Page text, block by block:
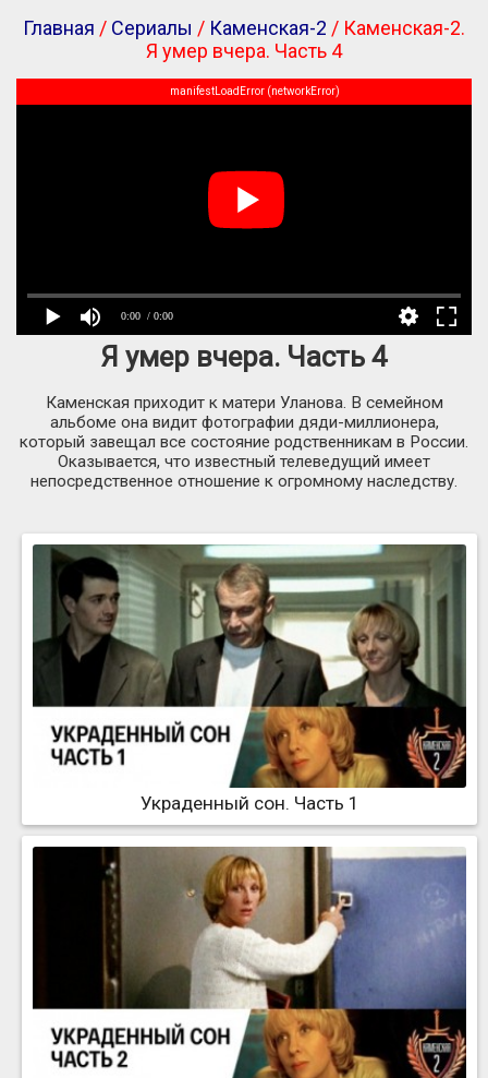
Главная / Сериалы / Каменская-2 / Каменская-2.
Я умер вчера. Часть 4
0:00 / 0:00
manifestLoadError (networkError)
Я умер вчера. Часть 4
Каменская приходит к матери Уланова. В семейном
альбоме она видит фотографии дяди-миллионера,
который завещал все состояние родственникам в России.
Оказывается, что известный телеведущий имеет
непосредственное отношение к огромному наследству.
Украденный сон. Часть 1